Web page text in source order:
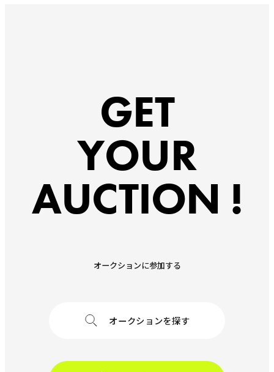
GET
YOUR
AUCTION !
オークションに参加する
オークションを探す